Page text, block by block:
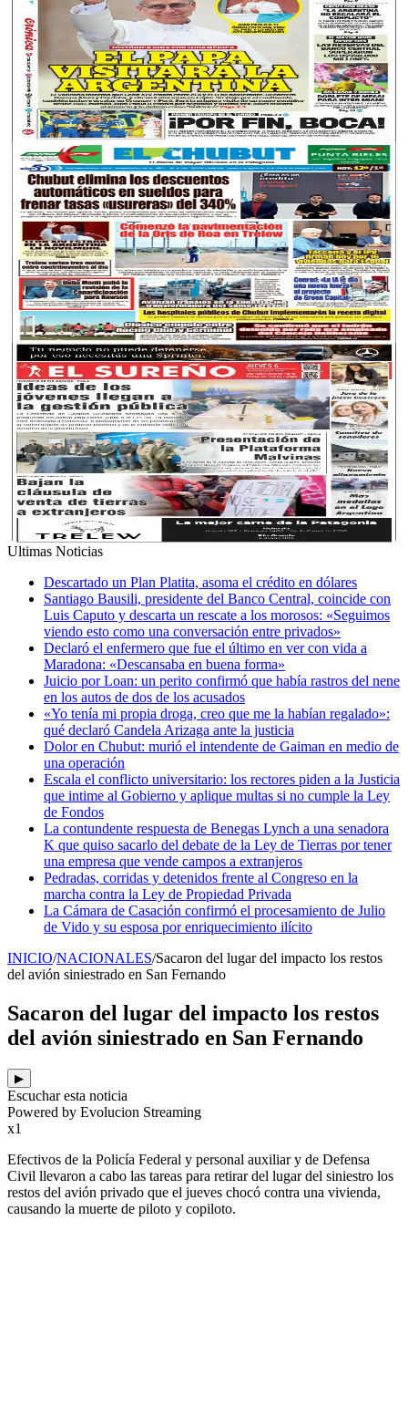
Ultimas Noticias
Descartado un Plan Platita, asoma el crédito en dólares
Santiago Bausili, presidente del Banco Central, coincide con
Luis Caputo y descarta un rescate a los morosos: «Seguimos
viendo esto como una conversación entre privados»
Declaró el enfermero que fue el último en ver con vida a
Maradona: «Descansaba en buena forma»
Juicio por Loan: un perito confirmó que había rastros del nene
en los autos de dos de los acusados
«Yo tenía mi propia droga, creo que me la habían regalado»:
qué declaró Candela Arizaga ante la justicia
Dolor en Chubut: murió el intendente de Gaiman en medio de
una operación
Escala el conflicto universitario: los rectores piden a la Justicia
que intime al Gobierno y aplique multas si no cumple la Ley
de Fondos
La contundente respuesta de Benegas Lynch a una senadora
K que quiso sacarlo del debate de la Ley de Tierras por tener
una empresa que vende campos a extranjeros
Pedradas, corridas y detenidos frente al Congreso en la
marcha contra la Ley de Propiedad Privada
La Cámara de Casación confirmó el procesamiento de Julio
de Vido y su esposa por enriquecimiento ilícito
INICIO/NACIONALES/Sacaron del lugar del impacto los restos
del avión siniestrado en San Fernando
Sacaron del lugar del impacto los restos
del avión siniestrado en San Fernando
▶
Escuchar esta noticia
Powered by Evolucion Streaming
x1
Efectivos de la Policía Federal y personal auxiliar y de Defensa
Civil llevaron a cabo las tareas para retirar del lugar del siniestro los
restos del avión privado que el jueves chocó contra una vivienda,
causando la muerte de piloto y copiloto.